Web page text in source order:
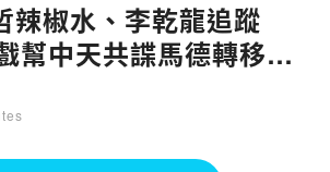
辣椒水、李乾龍追蹤
幫中天共諜馬德轉移焦
第一品牌